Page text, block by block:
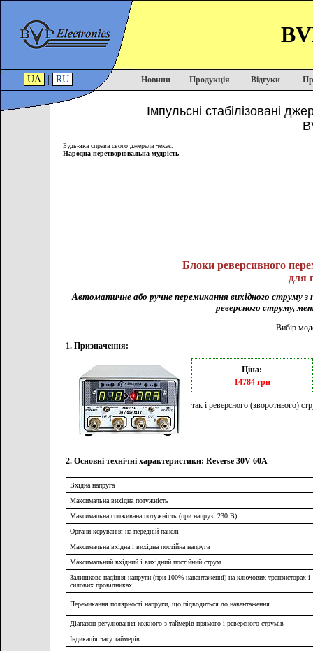
UA RU Новини Продукція Відгуки
Імпульсні стабілізовані
Будь-яка справа свого джерела чекає.
Народна перетворювальна мудрість
Блоки реверсивного
для
Автоматичне або ручне перемикання вихідного струму з
реверсного струму,
Вибір
1. Призначення:
Ціна:
14784 грн
так і реверсного (зворотнього)
2. Основні технічні характеристики: Reverse 30V 60A
Вхідна напруга
Максимальна вихідна потужність
Максимальна споживана потужність (при напрузі 230 В)
Органи керування на передній панелі
Максимальна вхідна і вихідна постійна напруга
Максимальний вхідний і вихідний постійний струм
Залишкове падіння напруги (при 100% навантаженні) на ключових транзисторах і
силових провідниках
Перемикання полярності напруги, що підводиться до навантаження
Діапазон регулювання кожного з таймерів прямого і реверсного струмів
Індикація часу таймерів